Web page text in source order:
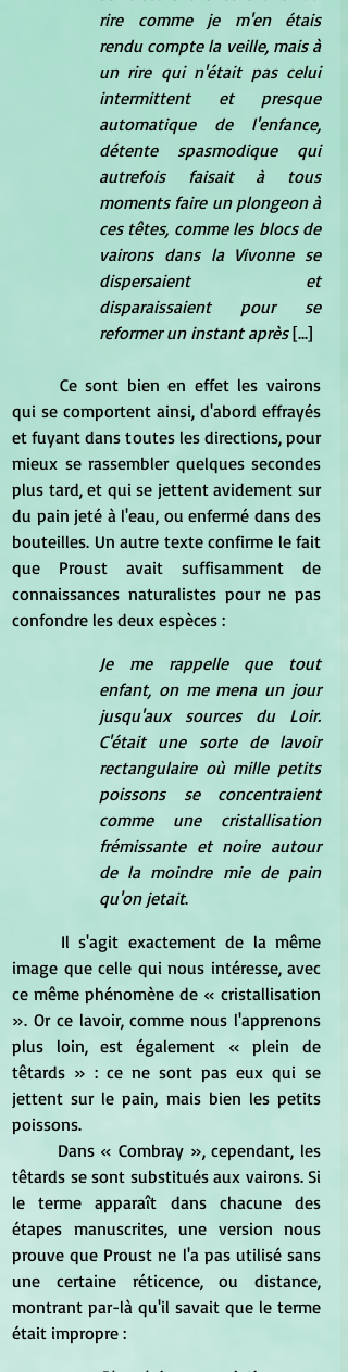
rire comme je m'en étais
rendu compte la veille, mais à
un rire qui n'était pas celui
intermittent et presque
automatique de l'enfance,
détente spasmodique qui
autrefois faisait à tous
moments faire un plongeon à
ces têtes, comme les blocs de
vairons dans la Vivonne se
dispersaient et
disparaissaient pour se
reformer un instant après [...]
qui se comportent ainsi, d'abord effrayés
et fuyant dans toutes les directions, pour
mieux se rassembler quelques secondes
plus tard, et qui se jettent avidement sur
du pain jeté à l'eau, ou enfermé dans des
bouteilles. Un autre texte confirme le fait
que Proust avait suffisamment de
connaissances naturalistes pour ne pas
confondre les deux espèces :
Je me rappelle que tout
enfant, on me mena un jour
jusqu'aux sources du Loir.
C'était une sorte de lavoir
rectangulaire où mille petits
poissons se concentraient
comme une cristallisation
frémissante et noire autour
de la moindre mie de pain
qu'on jetait.
image que celle qui nous intéresse, avec
ce même phénomène de « cristallisation
». Or ce lavoir, comme nous l'apprenons
plus loin, est également « plein de
têtards » : ce ne sont pas eux qui se
jettent sur le pain, mais bien les petits
poissons.
têtards se sont substitués aux vairons. Si
le terme apparaît dans chacune des
étapes manuscrites, une version nous
prouve que Proust ne l'a pas utilisé sans
une certaine réticence, ou distance,
montrant par-là qu'il savait que le terme
était impropre :